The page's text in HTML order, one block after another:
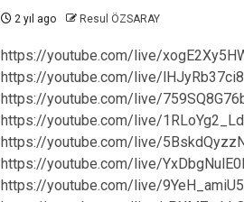
2 yıl ago Resul ÖZSARAY
https://youtube.com/live/
https://youtube.com/live/lHJyRb37ci8
https://youtube.com/live/
https://youtube.com/live/
https://youtube.com/live/
https://youtube.com/live/
https://youtube.com/live/